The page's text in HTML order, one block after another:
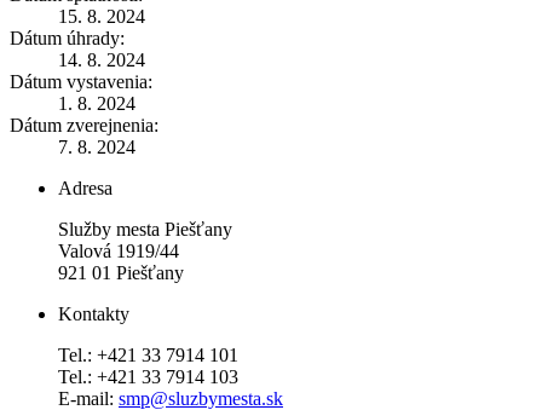
15. 8. 2024
Dátum úhrady:
14. 8. 2024
Dátum vystavenia:
1. 8. 2024
Dátum zverejnenia:
7. 8. 2024
Adresa
Služby mesta Piešťany
Valová 1919/44
921 01 Piešťany
Kontakty
Tel.: +421 33 7914 101
Tel.: +421 33 7914 103
E-mail: smp@sluzbymesta.sk